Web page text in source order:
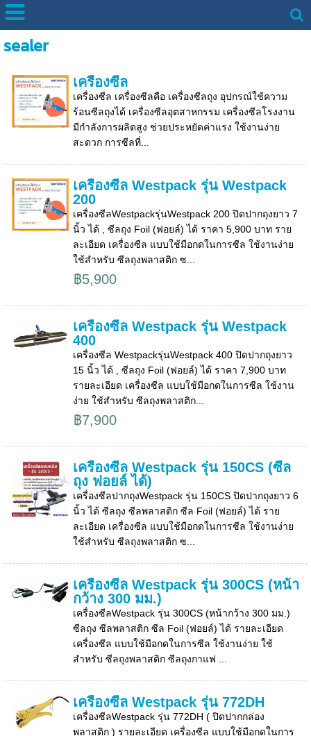
sealer
เครื่องซีล
เครื่องซีล เครื่องซีลคือ เครื่องซีลถุง อุปกรณ์ใช้ความ
ร้อนซีลถุงได้ เครื่องซีลอุตสาหกรรม เครื่องซีลโรงงาน
มีกำลังการผลิตสูง ช่วยประหยัดค่าแรง ใช้งานง่าย
สะดวก การซีลที่...
เครื่องซีล Westpack รุ่น Westpack
200
เครื่องซีลWestpackรุ่นWestpack 200 ปิดปากถุงยาว 7
นิ้ว ได้ , ซีลถุง Foil (ฟอยล์) ได้ ราคา 5,900 บาท ราย
ละเอียด เครื่องซีล แบบใช้มือกดในการซีล ใช้งานง่าย
ใช้สำหรับ ซีลถุงพลาสติก ซ...
฿5,900
เครื่องซีล Westpack รุ่น Westpack
400
เครื่องซีล Westpackรุ่นWestpack 400 ปิดปากถุงยาว
15 นิ้ว ได้ , ซีลถุง Foil (ฟอยล์) ได้ ราคา 7,900 บาท
รายละเอียด เครื่องซีล แบบใช้มือกดในการซีล ใช้งาน
ง่าย ใช้สำหรับ ซีลถุงพลาสติก...
฿7,900
เครื่องซีล Westpack รุ่น 150CS (ซีล
ถุง ฟอยล์ ได้)
เครื่องซีลปากถุงWestpack รุ่น 150CS ปิดปากถุงยาว 6
นิ้ว ได้ ซีลถุง ซีลพลาสติก ซีล Foil (ฟอยล์) ได้ ราย
ละเอียด เครื่องซีล แบบใช้มือกดในการซีล ใช้งานง่าย
ใช้สำหรับ ซีลถุงพลาสติก ซ...
เครื่องซีล Westpack รุ่น 300CS (หน้า
กว้าง 300 มม.)
เครื่องซีลWestpack รุ่น 300CS (หน้ากว้าง 300 มม.)
ซีลถุง ซีลพลาสติก ซีล Foil (ฟอยล์) ได้ รายละเอียด
เครื่องซีล แบบใช้มือกดในการซีล ใช้งานง่าย ใช้
สำหรับ ซีลถุงพลาสติก ซีลถุงกาแฟ ...
เครื่องซีล Westpack รุ่น 772DH
เครื่องซีลWestpack รุ่น 772DH ( ปิดปากกล่อง
พลาสติก ) รายละเอียด เครื่องซีล แบบใช้มือกดในการ